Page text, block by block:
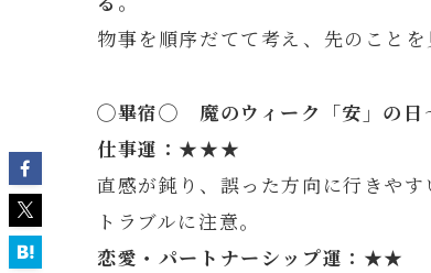
物事を順序だてて考え、先のこと
◯畢宿◯ 魔のウィーク「安」の日
仕事運：★★★
直感が鈍り、誤った方向に行きや
トラブルに注意。
恋愛・パートナーシップ運：★★